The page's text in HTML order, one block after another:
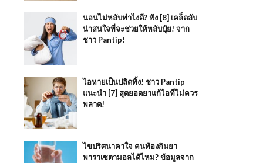
นอนไม่หลับทำไงดี? ฟัง [8] เคล็ดลับ
น่าสนใจที่จะช่วยให้หลับปุ๋ย! จาก
ชาว Pantip!
ไอหายเป็นปลิดทิ้ง! ชาว Pantip
แนะนำ [7] สุดยอดยาแก้ไอที่ไม่ควร
พลาด!
ไขปริศนาคาใจ คนท้องกินยา
พาราเซตามอลได้ไหม? ข้อมูลจาก